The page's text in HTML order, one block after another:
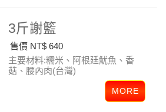
3斤謝籃
售價 NT$ 640
主要材料:糯米、阿根廷魷魚、香
菇、腰內肉(台灣)